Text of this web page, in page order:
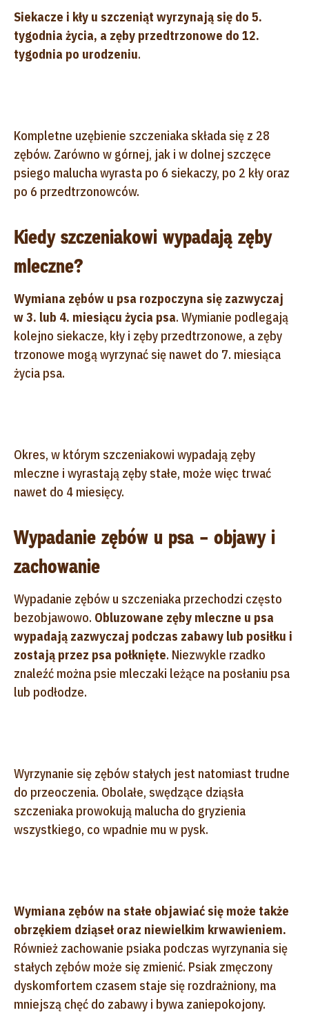
Siekacze i kły u szczeniąt wyrzynają się do 5.
tygodnia życia, a zęby przedtrzonowe do 12.
tygodnia po urodzeniu.
Kompletne uzębienie szczeniaka składa się z 28
zębów. Zarówno w górnej, jak i w dolnej szczęce
psiego malucha wyrasta po 6 siekaczy, po 2 kły oraz
po 6 przedtrzonowców.
Kiedy szczeniakowi wypadają zęby
mleczne?
Wymiana zębów u psa rozpoczyna się zazwyczaj
w 3. lub 4. miesiącu życia psa. Wymianie podlegają
kolejno siekacze, kły i zęby przedtrzonowe, a zęby
trzonowe mogą wyrzynać się nawet do 7. miesiąca
życia psa.
Okres, w którym szczeniakowi wypadają zęby
mleczne i wyrastają zęby stałe, może więc trwać
nawet do 4 miesięcy.
Wypadanie zębów u psa – objawy i
zachowanie
Wypadanie zębów u szczeniaka przechodzi często
bezobjawowo. Obluzowane zęby mleczne u psa
wypadają zazwyczaj podczas zabawy lub posiłku i
zostają przez psa połknięte. Niezwykle rzadko
znaleźć można psie mleczaki leżące na posłaniu psa
lub podłodze.
Wyrzynanie się zębów stałych jest natomiast trudne
do przeoczenia. Obolałe, swędzące dziąsła
szczeniaka prowokują malucha do gryzienia
wszystkiego, co wpadnie mu w pysk.
Wymiana zębów na stałe objawiać się może także
obrzękiem dziąseł oraz niewielkim krwawieniem.
Również zachowanie psiaka podczas wyrzynania się
stałych zębów może się zmienić. Psiak zmęczony
dyskomfortem czasem staje się rozdrażniony, ma
mniejszą chęć do zabawy i bywa zaniepokojony.